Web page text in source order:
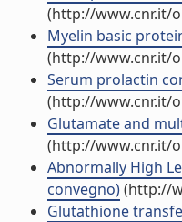
(http://www.cnr.it/
Myelin basic
(http://www.cnr.it/
Serum prolactin
(http://www.cnr.it/
Glutamate and
(http://www.cnr.it/
Abnormally High
convegno)(http://
Glutathione